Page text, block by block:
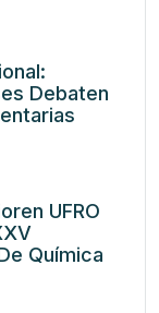
Debaten
UFRO
Química